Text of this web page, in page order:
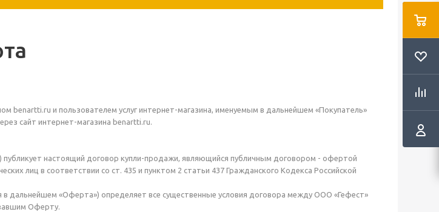
benartti.ru и пользователем услуг интернет-магазина, именуемым в дальнейшем «Покупатель»
сайт интернет-магазина benartti.ru.
публикует настоящий договор купли-продажи, являющийся публичным договором - офертой
лиц в соответствии со ст. 435 и пунктом 2 статьи 437 Гражданского Кодекса Российской
в дальнейшем «Оферта») определяет все существенные условия договора между ООО «Гефест»
Оферту.